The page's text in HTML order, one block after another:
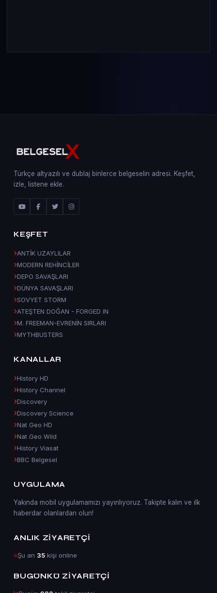
Türkçe altyazılı ve dublaj binlerce belgeselin adresi. Keşfet,
izle, listene ekle.
KEŞFET
ANTİK UZAYLILAR
MODERN REHİNCİLER
DEPO SAVAŞLARI
DÜNYA SAVAŞLARI
SOVYET STORM
ATEŞTEN DOĞAN - FORGED IN
M. FREEMAN-EVRENİN SIRLARI
MYTHBUSTERS
KANALLAR
History HD
History Channel
Discovery
Discovery Science
Nat Geo HD
Nat Geo Wild
History Viasat
BBC Belgesel
UYGULAMA
Yakında mobil uygulamamızı yayınlıyoruz. Takipte kalın ve ilk
haberdar olanlardan olun!
ANLIK ZIYARETÇI
Şu an 35 kişi online
BUGÜNKÜ ZIYARETÇI